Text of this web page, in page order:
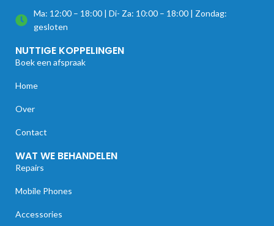
Ma: 12:00 – 18:00 | Di- Za: 10:00 – 18:00 | Zondag:
gesloten
NUTTIGE KOPPELINGEN
Boek een afspraak
Home
Over
Contact
WAT WE BEHANDELEN
Repairs
Mobile Phones
Accessories